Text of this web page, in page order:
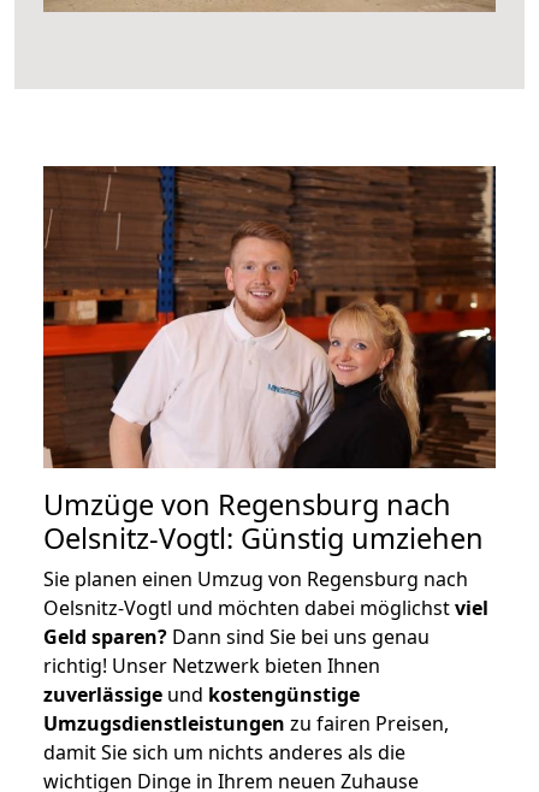
Umzüge von Regensburg nach
Oelsnitz-Vogtl: Günstig umziehen
Sie planen einen Umzug von Regensburg nach
Oelsnitz-Vogtl und möchten dabei möglichstviel
Geld sparen? Dann sind Sie bei uns genau
richtig! Unser Netzwerk bieten Ihnen
zuverlässige und kostengünstige
Umzugsdienstleistungen zu fairen Preisen,
damit Sie sich um nichts anderes als die
wichtigen Dinge in Ihrem neuen Zuhause